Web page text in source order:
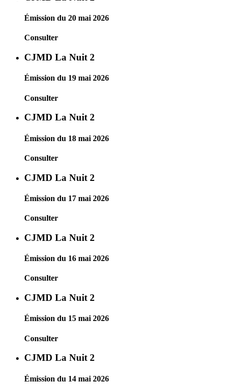
Émission du 20 mai 2026
Consulter
CJMD La Nuit 2
Émission du 19 mai 2026
Consulter
CJMD La Nuit 2
Émission du 18 mai 2026
Consulter
CJMD La Nuit 2
Émission du 17 mai 2026
Consulter
CJMD La Nuit 2
Émission du 16 mai 2026
Consulter
CJMD La Nuit 2
Émission du 15 mai 2026
Consulter
CJMD La Nuit 2
Émission du 14 mai 2026